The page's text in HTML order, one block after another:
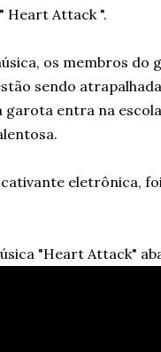
Heart Attack ".
os membros
sendo
entra na
cativante eletrônica,
"Heart Attack"